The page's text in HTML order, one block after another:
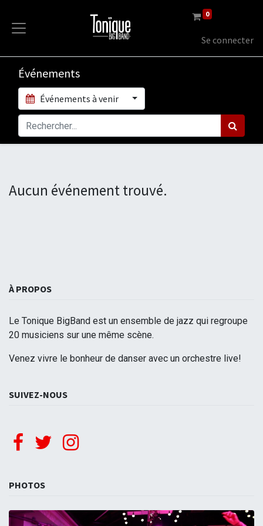
0
Se connecter
Événements
Événements à venir
Aucun événement trouvé.
À PROPOS
Le Tonique BigBand est un ensemble de jazz qui regroupe
20 musiciens sur une même scène.
Venez vivre le bonheur de danser avec un orchestre live!
SUIVEZ-NOUS
PHOTOS